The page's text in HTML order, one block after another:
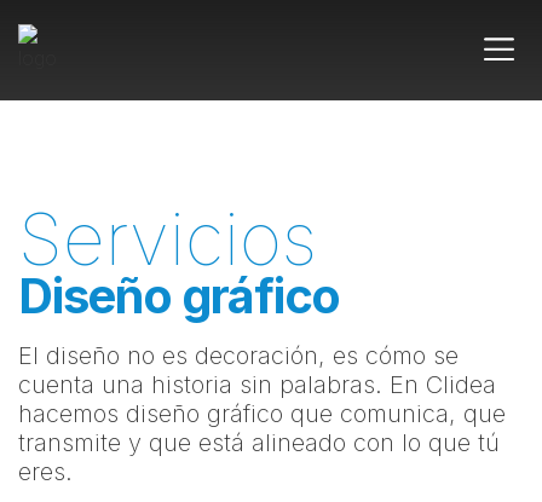
Servicios
Diseño gráfico
El diseño no es decoración, es cómo se
cuenta una historia sin palabras. En Clidea
hacemos diseño gráfico que comunica, que
transmite y que está alineado con lo que tú
eres.